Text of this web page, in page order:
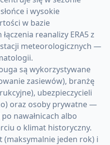
i wysokie
w bazie
reanalizy ERA5 z
meteorologicznych —
są wykorzystywane
zasiewów), branżę
ubezpieczycieli
oraz osoby prywatne —
nawałnicach albo
o klimat historyczny.
(maksymalnie jeden rok) i